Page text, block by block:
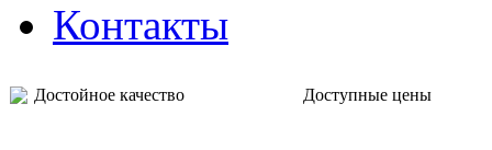
Контакты
Достойное качество Доступные цены